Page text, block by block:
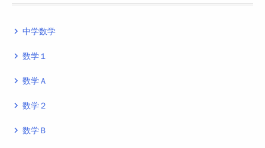
navigate_next 中学数学
navigate_next 数学１
navigate_next 数学Ａ
navigate_next 数学２
navigate_next 数学Ｂ